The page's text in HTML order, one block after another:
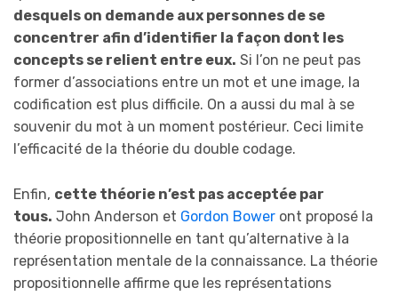
desquels on demande aux personnes de se
concentrer afin d’identifier la façon dont les
concepts se relient entre eux. Si l’on ne peut pas
former d’associations entre un mot et une image, la
codification est plus difficile. On a aussi du mal à se
souvenir du mot à un moment postérieur. Ceci limite
l’efficacité de la théorie du double codage.
Enfin, cette théorie n’est pas acceptée par
tous. John Anderson et Gordon Bower ont proposé la
théorie propositionnelle en tant qu’alternative à la
représentation mentale de la connaissance. La théorie
propositionnelle affirme que les représentations